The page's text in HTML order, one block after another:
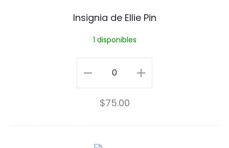
i
Insignia de Ellie Pin
1 disponibles
Insignia
de
Pin
$75.00